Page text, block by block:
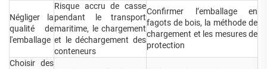
Négliger la
qualité de
l'emballage
Risque accru de casse
pendant le transport
maritime, le chargement
et le déchargement des
conteneurs
Confirmer l’emballage en
fagots de bois, la méthode de
chargement et les mesures de
protection
Choisir des